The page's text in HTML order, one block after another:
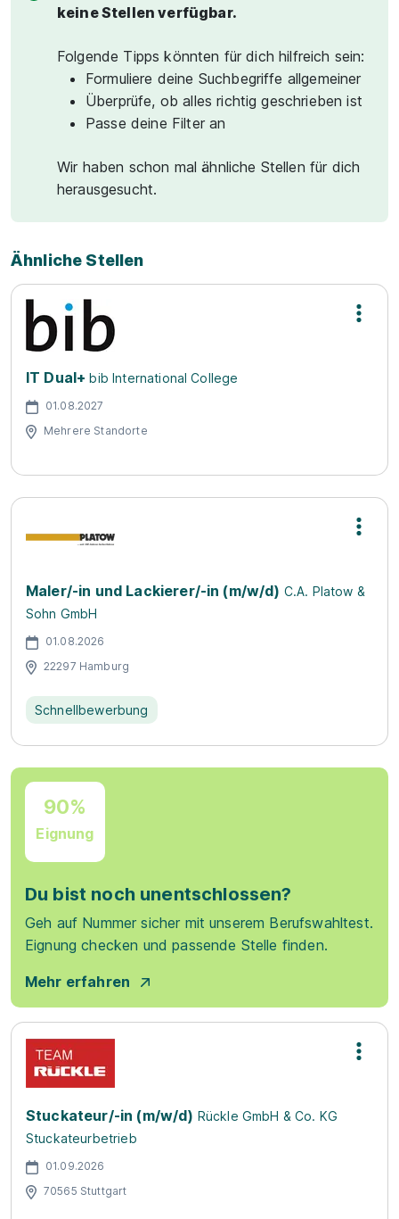
keine Stellen verfügbar.
Folgende Tipps könnten für dich hilfreich sein:
Formuliere deine Suchbegriffe allgemeiner
Überprüfe, ob alles richtig geschrieben ist
Passe deine Filter an
Wir haben schon mal ähnliche Stellen für dich
herausgesucht.
Ähnliche Stellen
IT Dual+ bib International College
01.08.2027
Mehrere Standorte
Maler/-in und Lackierer/-in (m/w/d) C.A. Platow &
Sohn GmbH
01.08.2026
22297 Hamburg
Schnellbewerbung
90%
Eignung
Du bist noch unentschlossen?
Geh auf Nummer sicher mit unserem Berufswahltest.
Eignung checken und passende Stelle finden.
Mehr erfahren
Stuckateur/-in (m/w/d) Rückle GmbH & Co. KG
Stuckateurbetrieb
01.09.2026
70565 Stuttgart